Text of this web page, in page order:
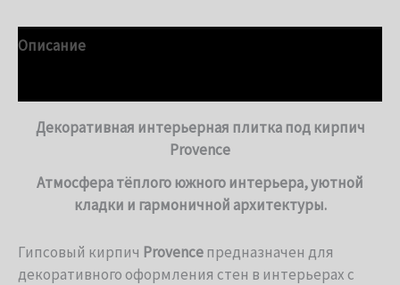
Описание
Декоративная интерьерная плитка под кирпич
Provence
Атмосфера тёплого южного интерьера, уютной
кладки и гармоничной архитектуры.
Гипсовый кирпич Provenceпредназначен для
декоративного оформления стен в интерьерах с